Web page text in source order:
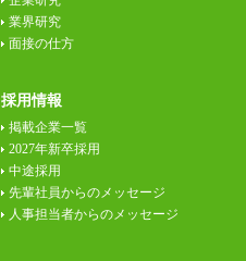
業界研究
面接の仕方
採用情報
掲載企業一覧
2027年新卒採用
中途採用
先輩社員からのメッセージ
人事担当者からのメッセージ